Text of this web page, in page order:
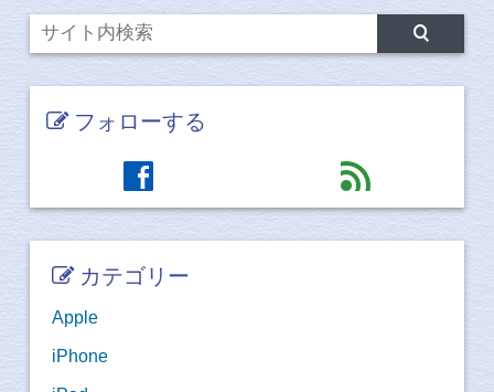
フォローする
facebook feed
カテゴリー
Apple
iPhone